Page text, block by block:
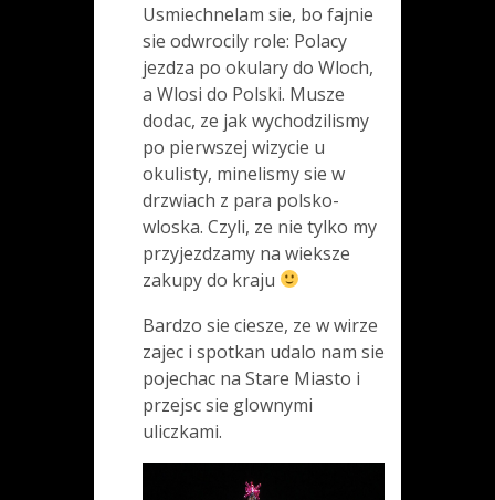
Usmiechnelam sie, bo fajnie
sie odwrocily role: Polacy
jezdza po okulary do Wloch,
a Wlosi do Polski. Musze
dodac, ze jak wychodzilismy
po pierwszej wizycie u
okulisty, minelismy sie w
drzwiach z para polsko-
wloska. Czyli, ze nie tylko my
przyjezdzamy na wieksze
zakupy do kraju
Bardzo sie ciesze, ze w wirze
zajec i spotkan udalo nam sie
pojechac na Stare Miasto i
przejsc sie glownymi
uliczkami.